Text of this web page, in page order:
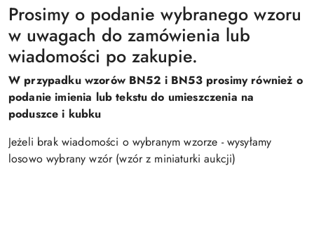
Prosimy o podanie wybranego wzoru
w uwagach do zamówienia lub
wiadomości po zakupie.
W przypadku wzorów BN52 i BN53 prosimy również o
podanie imienia lub tekstu do umieszczenia na
poduszce i kubku
Jeżeli brak wiadomości o wybranym wzorze - wysyłamy
losowo wybrany wzór (wzór z miniaturki aukcji)